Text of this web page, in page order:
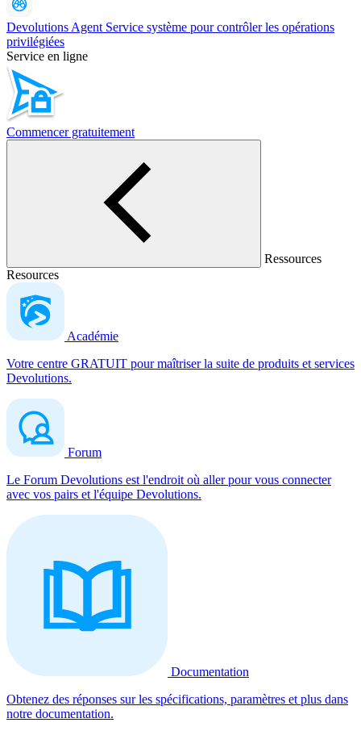
Devolutions Agent Service système pour contrôler les opérations
privilégiées
Service en ligne
Commencer gratuitement
Ressources
Resources
Académie
Votre centre GRATUIT pour maîtriser la suite de produits et services
Devolutions.
Forum
Le Forum Devolutions est l'endroit où aller pour vous connecter
avec vos pairs et l'équipe Devolutions.
Documentation
Obtenez des réponses sur les spécifications, paramètres et plus dans
notre documentation.